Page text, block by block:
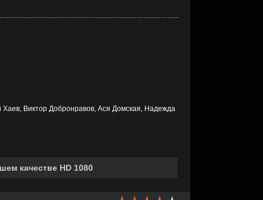
Виктор Добронравов, Ася Домская, Надежда
качестве HD 1080